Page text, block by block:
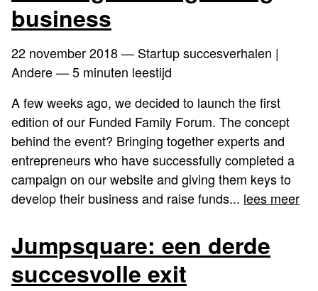
business
22 november 2018— Startup succesverhalen |
Andere — 5 minuten leestijd
A few weeks ago, we decided to launch the first
edition of our Funded Family Forum. The concept
behind the event? Bringing together experts and
entrepreneurs who have successfully completed a
campaign on our website and giving them keys to
develop their business and raise funds... lees meer
Jumpsquare: een derde
succesvolle exit